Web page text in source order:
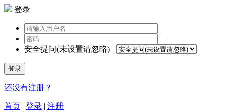
登录
安全提问(未设置请忽略)
登录
还没有注册？
首页 | 登录 | 注册